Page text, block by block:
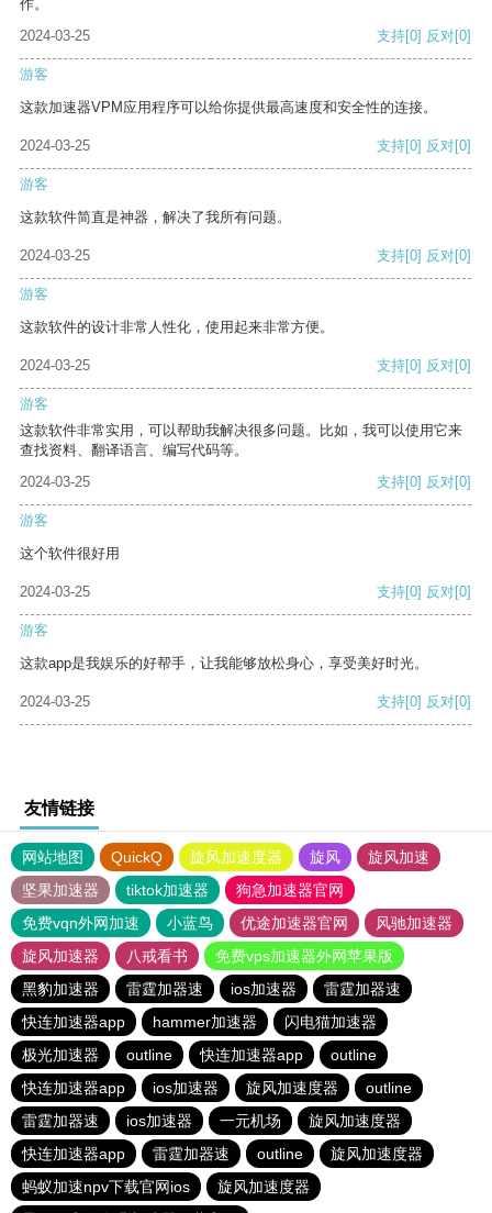
作。
2024-03-25
支持[0] 反对[0]
游客
这款加速器VPM应用程序可以给你提供最高速度和安全性的连接。
2024-03-25 支持[0] 反对[0]
游客
这款软件简直是神器，解决了我所有问题。
2024-03-25 支持[0] 反对[0]
游客
这款软件的设计非常人性化，使用起来非常方便。
2024-03-25 支持[0] 反对[0]
游客
这款软件非常实用，可以帮助我解决很多问题。比如，我可以使用它来
查找资料、翻译语言、编写代码等。
2024-03-25
支持[0] 反对[0]
游客
这个软件很好用
2024-03-25 支持[0] 反对[0]
游客
这款app是我娱乐的好帮手，让我能够放松身心，享受美好时光。
2024-03-25 支持[0] 反对[0]
友情链接
网站地图 QuickQ 旋风加速度器 旋风
旋风加速
坚果加速器
tiktok加速器
狗急加速器官网
免费vqn外网加速
小蓝鸟 优途加速器官网
风驰加速器
旋风加速器
八戒看书
免费vps加速器外网苹果版
黑豹加速器
雷霆加器速 ios加速器
雷霆加器速
快连加速器app
hammer加速器
闪电猫加速器
极光加速器
outline 快连加速器app
outline
快连加速器app
ios加速器 旋风加速度器
outline
雷霆加器速
ios加速器 一元机场
旋风加速度器
快连加速器app
雷霆加器速 outline
旋风加速度器
蚂蚁加速npv下载官网ios
旋风加速度器